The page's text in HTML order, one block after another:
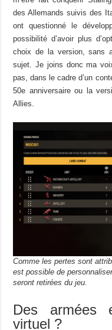
des Allemands suivis des
ont questionné le
possibilité d’avoir plus
choix de la version, sans
sujet. Je joins donc ma
pas, dans le cadre d’un
50e anniversaire ou la
Allies.
Comme les pertes sont
est possible de
seront retirées du jeu.
Des armées
virtuel ?